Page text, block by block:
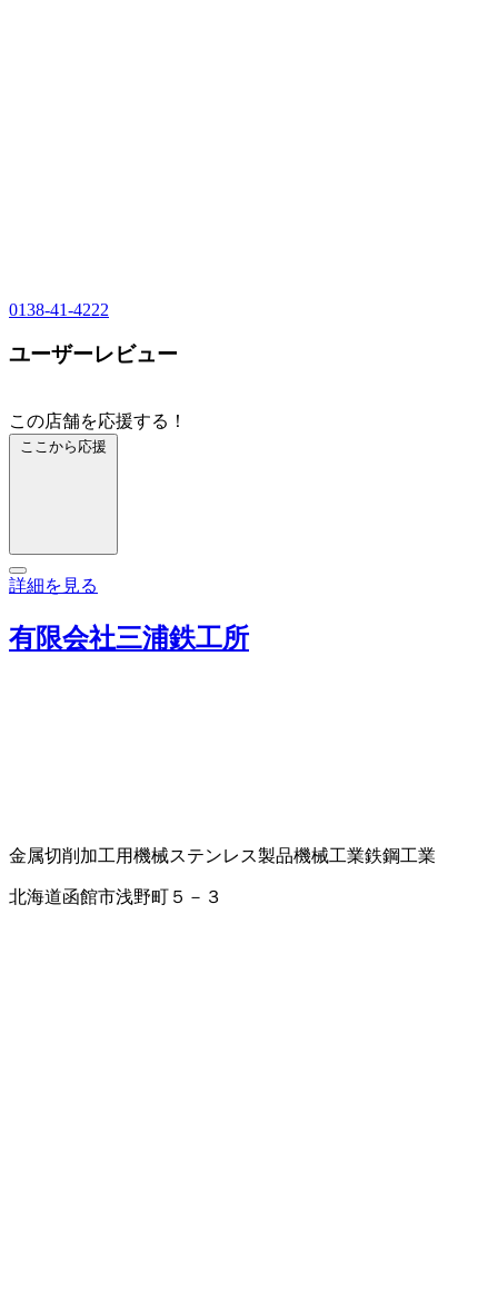
0138-41-4222
ユーザーレビュー
この店舗を応援する！
ここから応援
詳細を見る
有限会社三浦鉄工所
金属切削加工用機械ステンレス製品機械工業鉄鋼工業
北海道函館市浅野町５－３